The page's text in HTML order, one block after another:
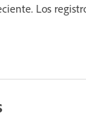
Los